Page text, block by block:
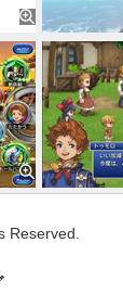
Reserved.